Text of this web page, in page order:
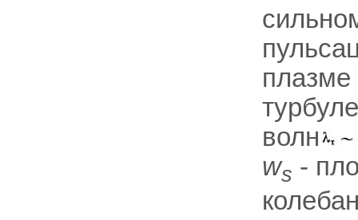
плазме
волн
ws -